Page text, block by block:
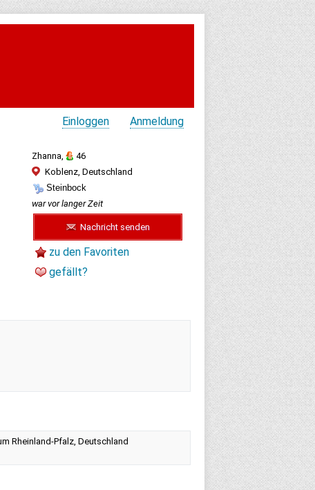
Anmeldung
Einloggen
Zhanna,
46
Koblenz, Deutschland
Steinbock
war vor langer Zeit
Nachricht senden
zu den Favoriten
gefällt?
Rheinland-Pfalz, Deutschland